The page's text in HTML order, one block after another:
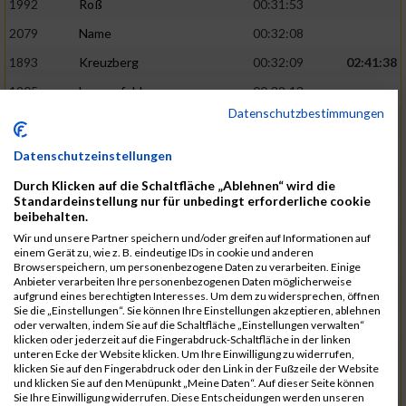
1992 Roß
00:31:53
2079
Name
00:32:08
1893
Kreuzberg 00:32:09
02:41:38
1905
Langenfeld
00:32:13
2120
00:32:22
1787
Friedrich
1794
Gamisch
00:32:27
2046
Sorger 00:32:30
02:42:48
2047
Sorger
00:32:30
2051
Stephan
00:32:31
2065
Thome
00:32:35
1719
Barth
00:32:42
2116
Koch 00:32:45
02:44:32
1937
Meyer
00:32:49
Datenschutzbestimmungen
Datenschutzeinstellungen
Durch Klicken auf die Schaltfläche „Ablehnen“ wird die
Standardeinstellung nur für unbedingt erforderliche cookie
beibehalten.
Wir und unsere Partner speichern und/oder greifen auf Informationen auf
einem Gerät zu, wie z. B. eindeutige IDs in cookie und anderen
Browserspeichern, um personenbezogene Daten zu verarbeiten. Einige
Anbieter verarbeiten Ihre personenbezogenen Daten möglicherweise
aufgrund eines berechtigten Interesses. Um dem zu widersprechen, öffnen
Sie die „Einstellungen“. Sie können Ihre Einstellungen akzeptieren, ablehnen
oder verwalten, indem Sie auf die Schaltfläche „Einstellungen verwalten“
klicken oder jederzeit auf die Fingerabdruck-Schaltfläche in der linken
unteren Ecke der Website klicken. Um Ihre Einwilligung zu widerrufen,
klicken Sie auf den Fingerabdruck oder den Link in der Fußzeile der Website
und klicken Sie auf den Menüpunkt „Meine Daten“. Auf dieser Seite können
Sie Ihre Einwilligung widerrufen. Diese Entscheidungen werden unseren